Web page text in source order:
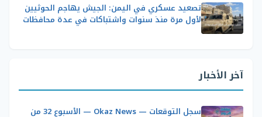
تصعيد عسكري في اليمن: الجيش يهاجم الحوثيين
لأول مرة منذ سنوات واشتباكات في عدة محافظات
آخر الأخبار
سجل التوقعات — Okaz News — الأسبوع 32 من